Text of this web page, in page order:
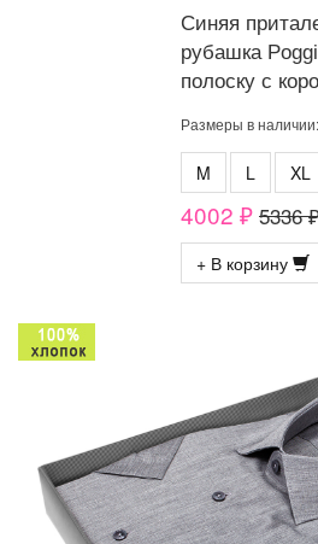
Синяя
рубашка
полоску с
Размеры в наличии:
M L XL
4002 ₽ 5336
+ В корзину